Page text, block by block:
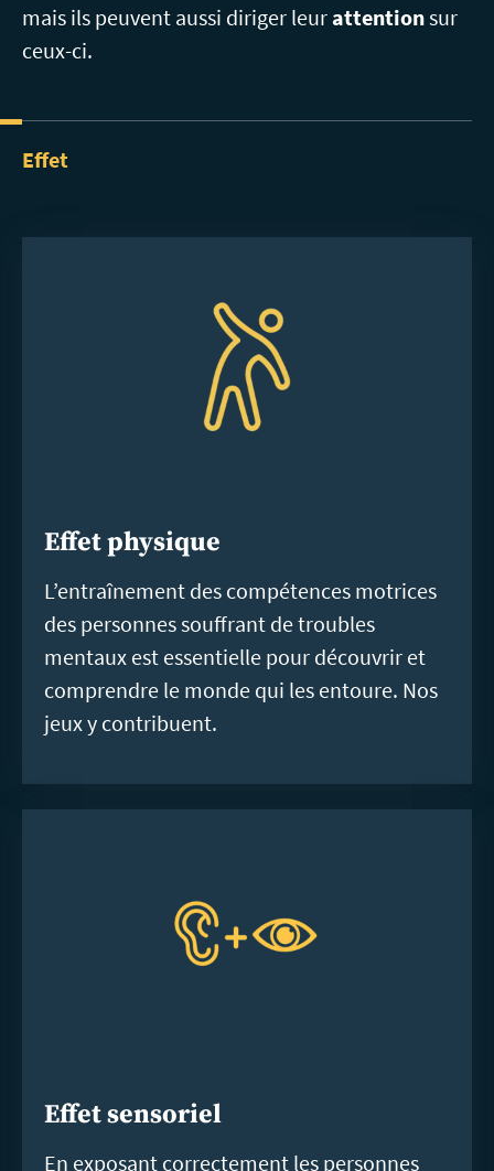
mais ils peuvent aussi diriger leurattentionsur
ceux-ci.
Effet
Effet physique
L’entraînement des compétences motrices
des personnes souffrant de troubles
mentaux est essentielle pour découvrir et
comprendre le monde qui les entoure. Nos
jeux y contribuent.
Effet sensoriel
En exposant correctement les personnes